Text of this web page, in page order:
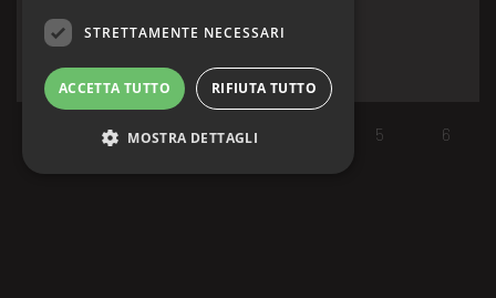
1 2 3 5 6
STRETTAMENTE NECESSARI
ACCETTA TUTTO RIFIUTA TUTTO
MOSTRA DETTAGLI